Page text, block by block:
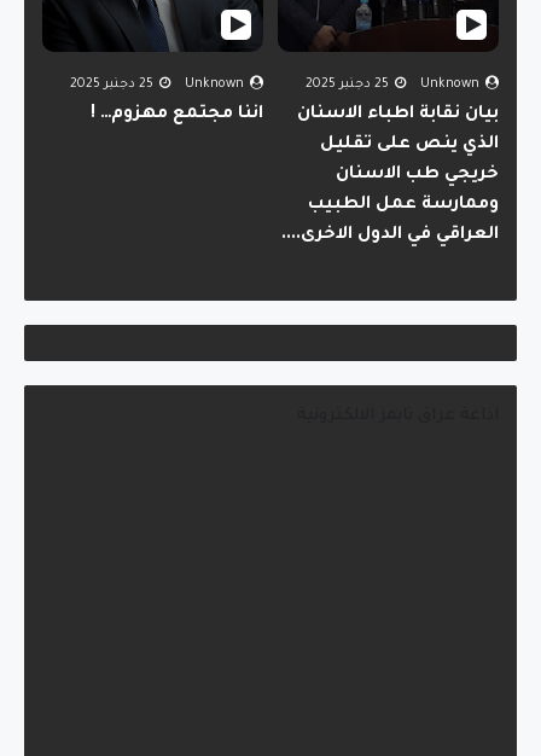
Unknown 25 دجنبر 2025
بيان نقابة اطباء الاسنان
الذي ينص على تقليل
خريجي طب الاسنان
وممارسة عمل الطبيب
العراقي في الدول الاخرى....
Unknown 25 دجنبر 2025
اننا مجتمع مهزوم… !
بغداد محافظة الطقس